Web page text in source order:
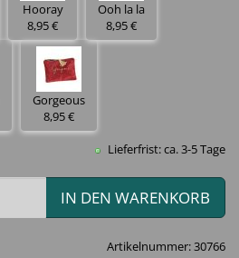
Hooray
8,95 €
Ooh la la
8,95 €
Gorgeous
8,95 €
Lieferfrist: ca. 3-5 Tage
IN DEN WARENKORB
Artikelnummer:30766